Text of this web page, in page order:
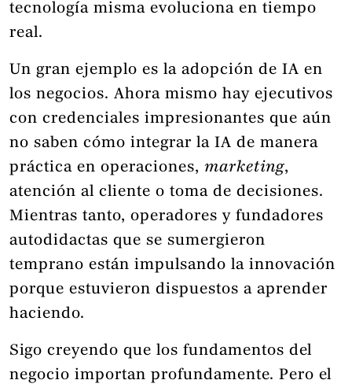
tecnología misma evoluciona en tiempo
real.
Un gran ejemplo es la adopción de IA en
los negocios. Ahora mismo hay ejecutivos
con credenciales impresionantes que aún
no saben cómo integrar la IA de manera
práctica en operaciones, marketing,
atención al cliente o toma de decisiones.
Mientras tanto, operadores y fundadores
autodidactas que se sumergieron
temprano están impulsando la innovación
porque estuvieron dispuestos a aprender
haciendo.
Sigo creyendo que los fundamentos del
negocio importan profundamente. Pero el